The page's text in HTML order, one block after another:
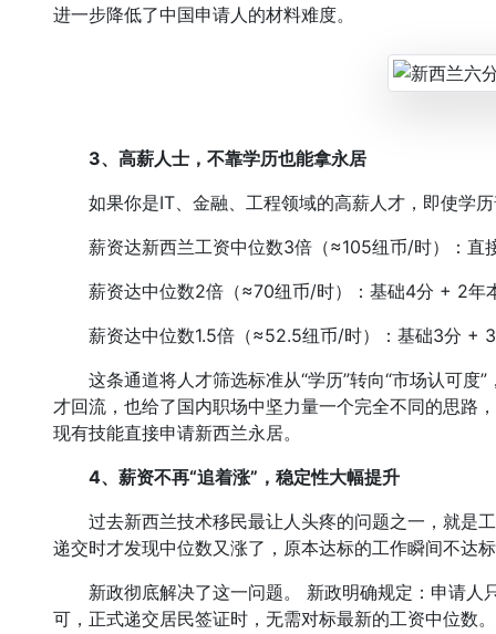
进一步降低了中国申请人的材料难度。
3、 高薪人士，不靠学历也能拿永居
如果你是IT、金融、工程领域的高薪人才，即使学历
薪资达新西兰工资中位数3倍（≈105纽币/时）：直
薪资达中位数2倍（≈70纽币/时）：基础4分 + 2年
薪资达中位数1.5倍（≈52.5纽币/时）：基础3分 +
这条通道将人才筛选标准从“学历”转向“市场认可度”
才回流，也给了国内职场中坚力量一个完全不同的思路
现有技能直接申请新西兰永居。
4、 薪资不再“追着涨”，稳定性大幅提升
过去新西兰技术移民最让人头疼的问题之一，就是
递交时才发现中位数又涨了，原本达标的工作瞬间不达
新政彻底解决了这一问题。 新政明确规定：申请人
可，正式递交居民签证时，无需对标最新的工资中位数。